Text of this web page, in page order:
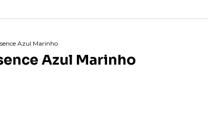
Azul Marinho
Azul Marinho